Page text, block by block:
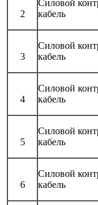
2
Силовой
кабель
3
Силовой
кабель
4
Силовой
кабель
5
Силовой
кабель
6
Силовой
кабель